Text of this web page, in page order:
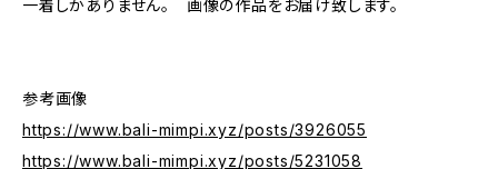
一着しかありません。 画像の作品をお届け致します。
参考画像
https://www.bali-mimpi.xyz/posts/3926055
https://www.bali-mimpi.xyz/posts/5231058